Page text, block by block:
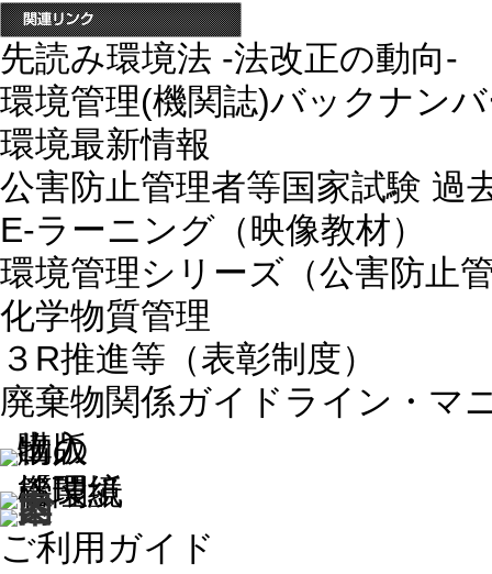
先読み環境法 -法改正の動向-
環境管理(機関誌)バックナン
環境最新情報
公害防止管理者等国家試験 過
E-ラーニング（映像教材）
環境管理シリーズ（公害防止
化学物質管理
３R推進等（表彰制度）
廃棄物関係ガイドライン・マ
ご利用ガイド